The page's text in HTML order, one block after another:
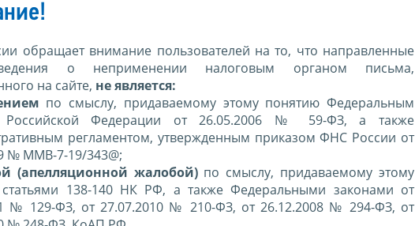
обращает внимание пользователей на то, что направленные
о неприменении налоговым органом письма,
на сайте, не является:
по смыслу, придаваемому этому понятию Федеральным
Российской Федерации от 26.05.2006 № 59-ФЗ, а также
регламентом, утвержденным приказом ФНС России от
№ ММВ-7-19/343@;
(апелляционной жалобой)по смыслу, придаваемому этому
138-140 НК РФ, а также Федеральными законами от
№ 129-ФЗ, от 27.07.2010 № 210-ФЗ, от 26.12.2008 № 294-ФЗ, от